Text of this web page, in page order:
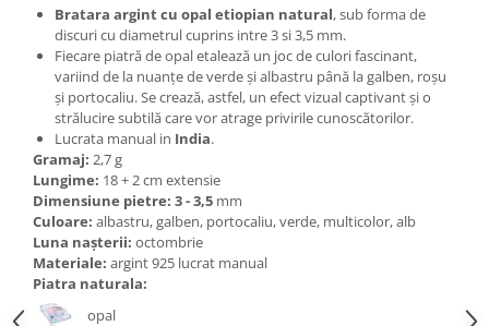
Bijuterii spinel
Bijuterii tanzanit
Bijuterii topaz
Bijuterii turcoaz
Bijuterii turmaline
Bijuterii morganit
Bratara argint cu opal etiopian natural, sub forma de
discuri cu diametrul cuprins intre 3 si 3,5 mm.
Fiecare piatră de opal etalează un joc de culori fascinant,
variind de la nuanțe de verde și albastru până la galben, roșu
și portocaliu. Se crează, astfel, un efect vizual captivant și o
strălucire subtilă care vor atrage privirile cunoscătorilor.
Lucrata manual in India.
Gramaj: 2,7 g
Lungime: 18 + 2 cm extensie
Dimensiune pietre: 3 - 3,5 mm
Culoare: albastru, galben, portocaliu, verde, multicolor, alb
Luna nașterii: octombrie
Materiale: argint 925 lucrat manual
Piatra naturala:
opal